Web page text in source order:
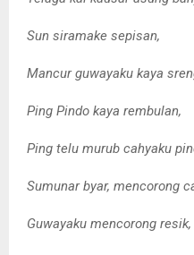
Sun siramake sepisan,
Mancur guwayaku kaya
Ping Pindo kaya rembulan,
Ping telu murub cahyaku
Sumunar byar, mencorong
Guwayaku mencorong resik,